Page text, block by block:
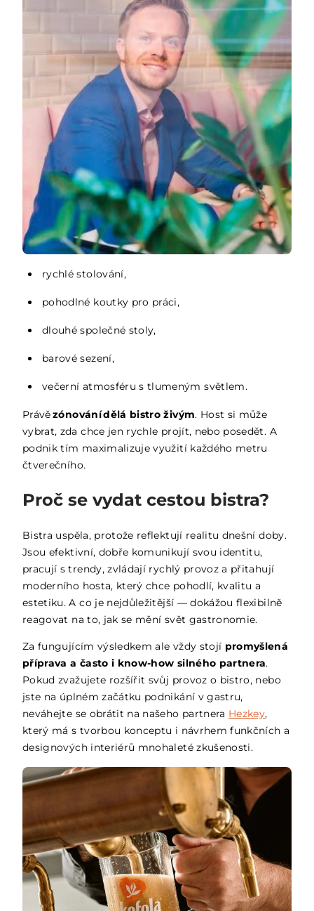
rychlé stolování,
pohodlné koutky pro práci,
dlouhé společné stoly,
barové sezení,
večerní atmosféru s tlumeným světlem.
Právězónování dělá bistro živým. Host si může
vybrat, zda chce jen rychle projít, nebo posedět. A
podnik tím maximalizuje využití každého metru
čtverečního.
Proč se vydat cestou bistra?
Bistra uspěla, protože reflektují realitu dnešní doby.
Jsou efektivní, dobře komunikují svou identitu,
pracují s trendy, zvládají rychlý provoz a přitahují
moderního hosta, který chce pohodlí, kvalitu a
estetiku. A co je nejdůležitější — dokážou flexibilně
reagovat na to, jak se mění svět gastronomie.
Za fungujícím výsledkem ale vždy stojí promyšlená
příprava a často i know-how silného partnera.
Pokud zvažujete rozšířit svůj provoz o bistro, nebo
jste na úplném začátku podnikání v gastru,
neváhejte se obrátit na našeho partnera Hezkey,
který má s tvorbou konceptu i návrhem funkčních a
designových interiérů mnohaleté zkušenosti.